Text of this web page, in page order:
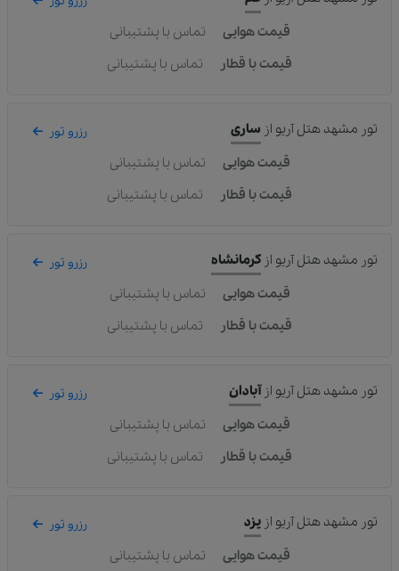
قیمت هوایی
تماس با پشتیبانی
قیمت با قطار
تماس با پشتیبانی
تور مشهد هتل آریو از ساری رزرو تور
قیمت هوایی
تماس با پشتیبانی
قیمت با قطار
تماس با پشتیبانی
تور مشهد هتل آریو از کرمانشاه رزرو تور
قیمت هوایی
تماس با پشتیبانی
قیمت با قطار
تماس با پشتیبانی
تور مشهد هتل آریو ازآبادان رزرو تور
قیمت هوایی
تماس با پشتیبانی
قیمت با قطار
تماس با پشتیبانی
تور مشهد هتل آریو از یزد رزرو تور
قیمت هوایی
تماس با پشتیبانی